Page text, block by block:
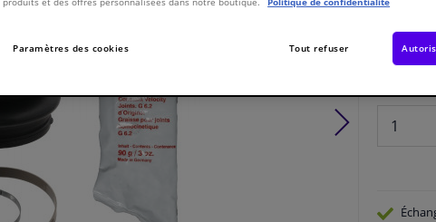
Voir les
En stock
Nombre:
Paramètres des cookies Tout refuser